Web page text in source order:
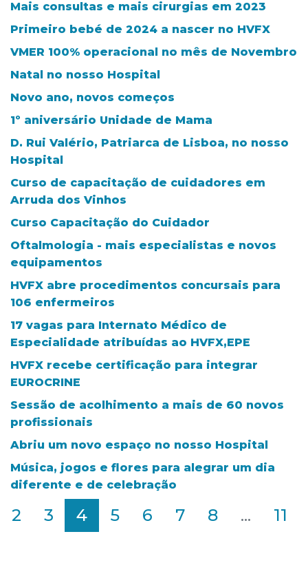
Mais consultas e mais cirurgias em 2023
Primeiro bebé de 2024 a nascer no HVFX
VMER 100% operacional no mês de Novembro
Natal no nosso Hospital
Novo ano, novos começos
1º aniversário Unidade de Mama
D. Rui Valério, Patriarca de Lisboa, no nosso
Hospital
Curso de capacitação de cuidadores em
Arruda dos Vinhos
Curso Capacitação do Cuidador
Oftalmologia - mais especialistas e novos
equipamentos
HVFX abre procedimentos concursais para
106 enfermeiros
17 vagas para Internato Médico de
Especialidade atribuídas ao HVFX,EPE
HVFX recebe certificação para integrar
EUROCRINE
Sessão de acolhimento a mais de 60 novos
profissionais
Abriu um novo espaço no nosso Hospital
Música, jogos e flores para alegrar um dia
diferente e de celebração
2 3 4 5 6 7 8 ... 11